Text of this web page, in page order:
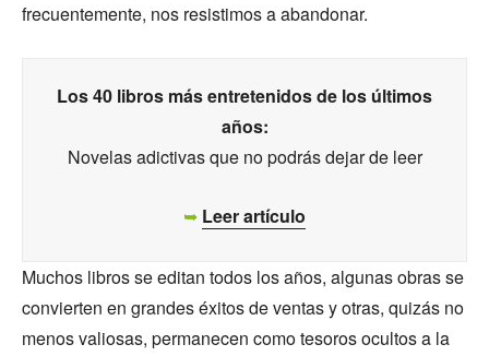
frecuentemente, nos resistimos a abandonar.
Los 40 libros más entretenidos de los últimos
años:
Novelas adictivas que no podrás dejar de leer
➥ Leer artículo
Muchos libros se editan todos los años, algunas obras se
convierten en grandes éxitos de ventas y otras, quizás no
menos valiosas, permanecen como tesoros ocultos a la